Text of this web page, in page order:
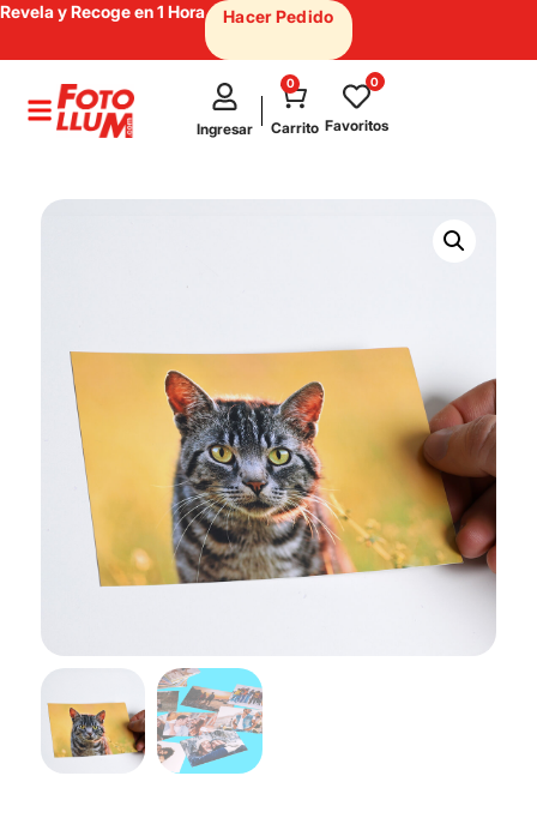
Revela y Recoge en 1 Hora Hacer Pedido
Ingresar
test
0
Carrito Favoritos
0